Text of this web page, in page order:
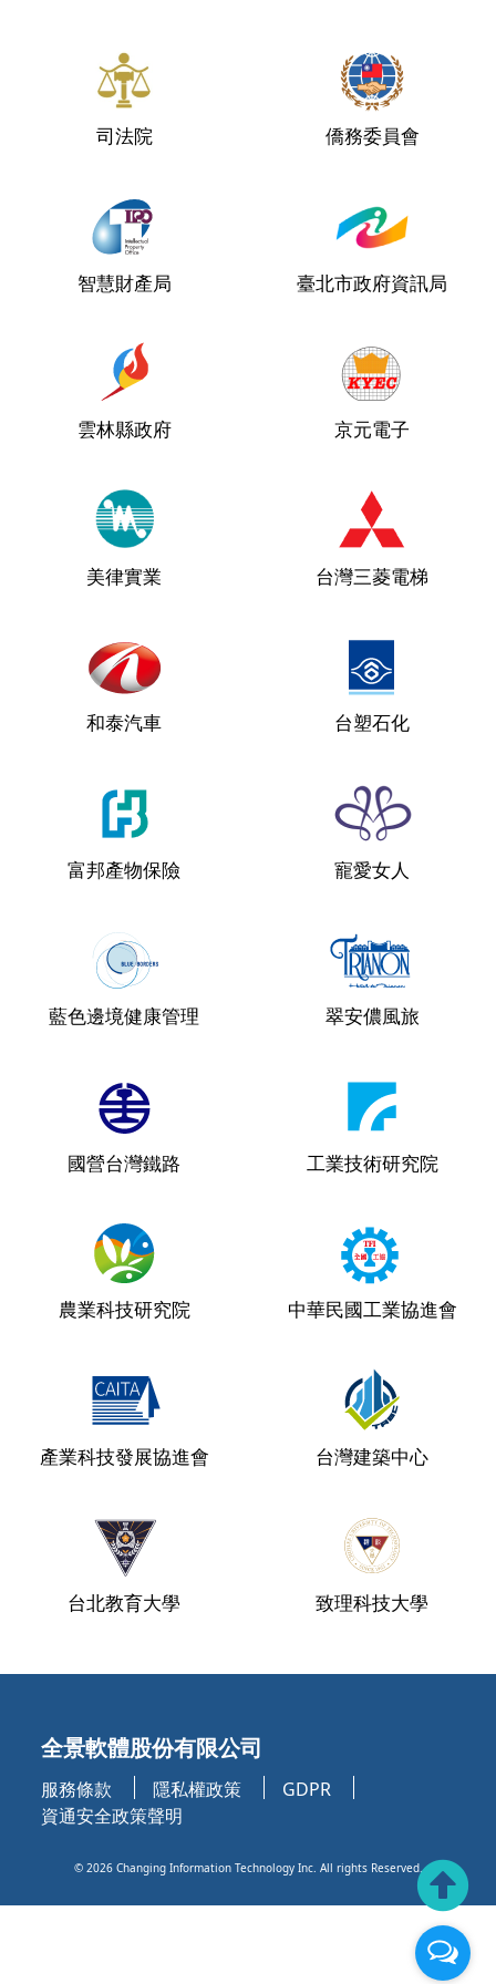
司法院 僑務委員會
智慧財產局 臺北市政府資訊局
雲林縣政府 京元電子
美律實業 台灣三菱電梯
和泰汽車 台塑石化
富邦產物保險 寵愛女人
藍色邊境健康管理 翠安儂風旅
國營台灣鐵路 工業技術研究院
農業科技研究院 中華民國工業協進會
產業科技發展協進會 台灣建築中心
台北教育大學 致理科技大學
全景軟體股份有限公司
服務條款 隱私權政策
GDPR
資通安全政策聲明
© 2026Changing Information Technology Inc. All rights Reserved.